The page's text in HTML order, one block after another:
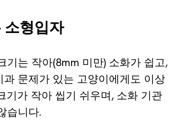
소형입자
기는 작아(8mm 미만) 소화가 쉽고,
과 문제가 있는 고양이에게도 이상
기가 작아 씹기 쉬우며, 소화 기관
습니다.